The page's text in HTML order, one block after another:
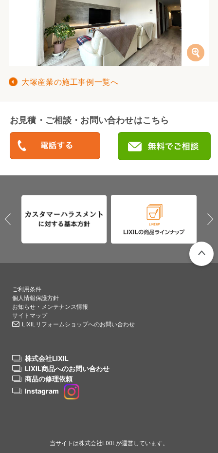
大塚産業の施工事例一覧へ
お見積・ご相談・お問い合わせはこちら
ご利用条件
個人情報保護方針
お知らせ・メンテナンス情報
サイトマップ
LIXILリフォームショップへのお問い合わせ
株式会社LIXIL
LIXIL商品へのお問い合わせ
商品の修理依頼
Instagram
当サイトは株式会社LIXILが運営しています。